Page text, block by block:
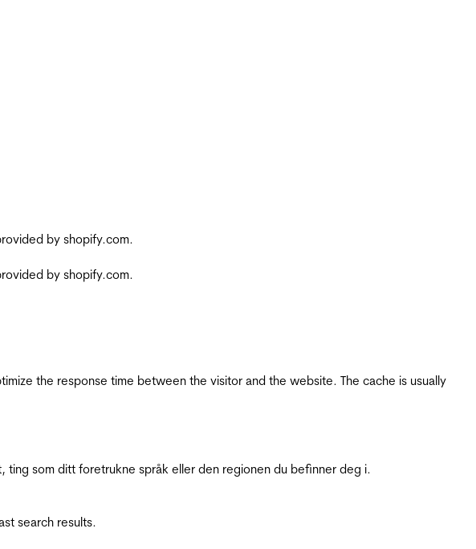
by shopify.com.
by shopify.com.
the response time between the visitor and the website. The cache is usually
som ditt foretrukne språk eller den regionen du befinner deg i.
search results.